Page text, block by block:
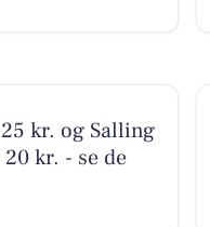
kr. og Salling
kr. - se de